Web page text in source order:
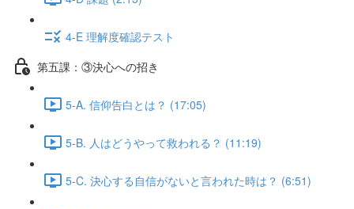
4-E 理解度確認テスト
第五課：③決心への招き
5-A. 信仰告白とは？ (17:05)
5-B. 人はどうやって救われる？ (11:19)
5-C. 決心する自信がないと言われた時は？ (6:51)